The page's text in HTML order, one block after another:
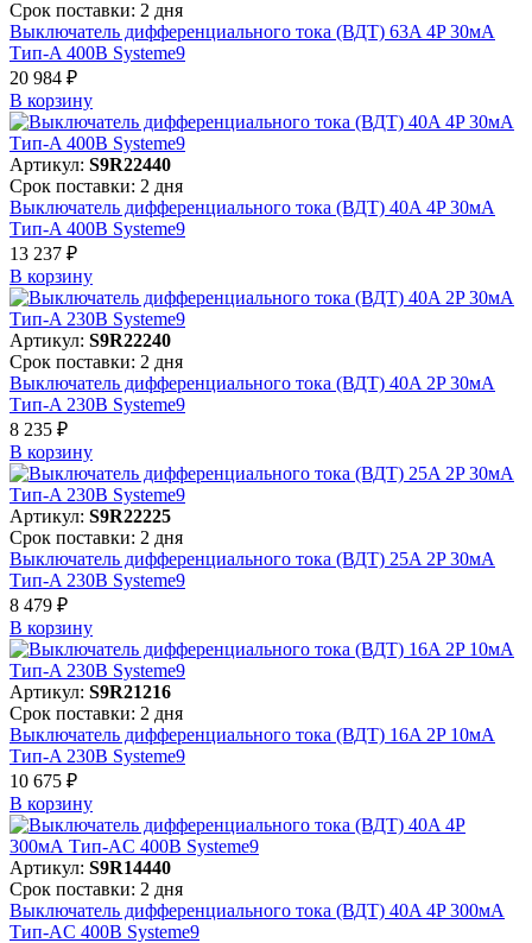
Срок поставки: 2 дня
Выключатель дифференциального тока (ВДТ) 63A 4P 30мА
Тип-A 400В Systeme9
20 984 ₽
В корзинy
Артикул: S9R22440
Срок поставки: 2 дня
Выключатель дифференциального тока (ВДТ) 40A 4P 30мА
Тип-A 400В Systeme9
13 237 ₽
В корзинy
Артикул: S9R22240
Срок поставки: 2 дня
Выключатель дифференциального тока (ВДТ) 40A 2P 30мА
Тип-A 230В Systeme9
8 235 ₽
В корзинy
Артикул: S9R22225
Срок поставки: 2 дня
Выключатель дифференциального тока (ВДТ) 25A 2P 30мА
Тип-A 230В Systeme9
8 479 ₽
В корзинy
Артикул: S9R21216
Срок поставки: 2 дня
Выключатель дифференциального тока (ВДТ) 16A 2P 10мА
Тип-A 230В Systeme9
10 675 ₽
В корзинy
Артикул: S9R14440
Срок поставки: 2 дня
Выключатель дифференциального тока (ВДТ) 40A 4P 300мА
Тип-AC 400В Systeme9